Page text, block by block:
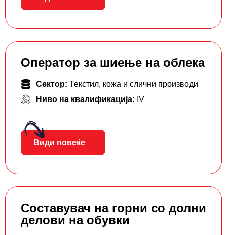
Оператор за шиење на облека
Сектор: Текстил, кожа и слични производи
Ниво на квалификација: IV
Види повеќе
Составувач на горни со долни
делови на обувки